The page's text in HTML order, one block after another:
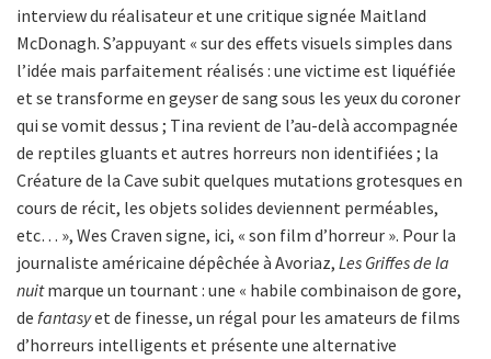
interview du réalisateur et une critique signée Maitland
McDonagh. S’appuyant « sur des effets visuels simples dans
l’idée mais parfaitement réalisés : une victime est liquéfiée
et se transforme en geyser de sang sous les yeux du coroner
qui se vomit dessus ; Tina revient de l’au-delà accompagnée
de reptiles gluants et autres horreurs non identifiées ; la
Créature de la Cave subit quelques mutations grotesques en
cours de récit, les objets solides deviennent perméables,
etc… », Wes Craven signe, ici, « son film d’horreur ». Pour la
journaliste américaine dépêchée à Avoriaz, Les Griffes de la
nuitmarque un tournant : une « habile combinaison de gore,
de fantasyet de finesse, un régal pour les amateurs de films
d’horreurs intelligents et présente une alternative